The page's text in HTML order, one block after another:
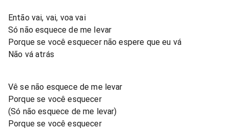
Então vai, vai, voa vai
Só não esquece de me levar
Porque se você esquecer não espere que eu vá
Não vá atrás
Vê se não esquece de me levar
Porque se você esquecer
(Só não esquece de me levar)
Porque se você esquecer